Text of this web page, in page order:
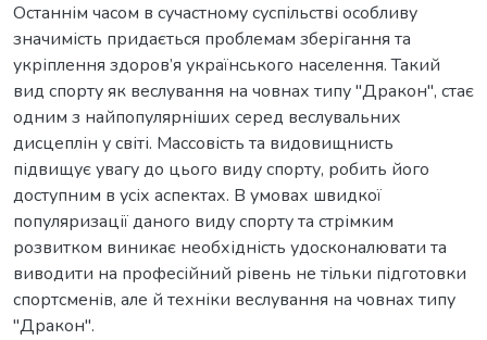
Останнім часом в сучастному суспільстві особливу
значимість придається проблемам зберігання та
укріплення здоров’я українського населення. Такий
вид спорту як веслування на човнах типу "Дракон", стає
одним з найпопулярніших серед веслувальних
дисцеплін у світі. Массовість та видовищнисть
підвищує увагу до цього виду спорту, робить його
доступним в усіх аспектах. В умовах швидкої
популяризації даного виду спорту та стрімким
розвитком виникає необхідність удосконалювати та
виводити на професійний рівень не тільки підготовки
спортсменів, але й техніки веслування на човнах типу
"Дракон".